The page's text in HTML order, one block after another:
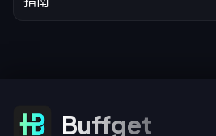
訂閱優惠 Buffget